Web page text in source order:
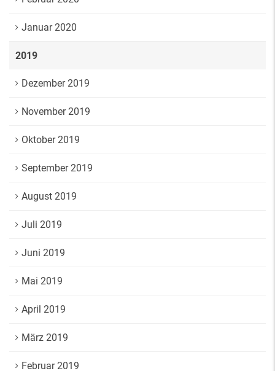
Januar 2020
2019
Dezember 2019
November 2019
Oktober 2019
September 2019
August 2019
Juli 2019
Juni 2019
Mai 2019
April 2019
März 2019
Februar 2019